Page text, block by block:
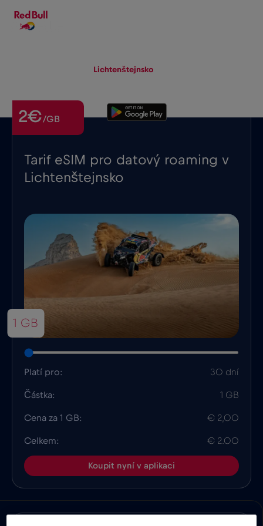
Lichtenštejnsko
Tarif eSIM pro datový roaming v
Lichtenštejnsko
2€/GB
1 GB
Platí pro: 30 dní
Částka: 1 GB
Cena za 1 GB: € 2,00
Celkem: € 2.00
Koupit nyní v aplikaci